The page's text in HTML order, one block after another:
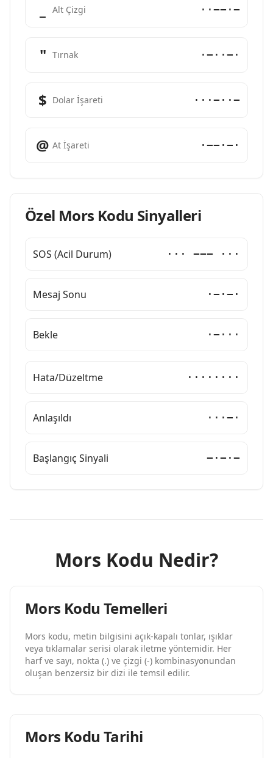
Alt Çizgi ··−−·−
" Tırnak ·−··−·
$ Dolar İşareti ···−··−
@ At İşareti ·−−·−·
Özel Mors Kodu Sinyalleri
SOS (Acil Durum) ··· −−− ···
Mesaj Sonu ·−·−·
Bekle ·−···
Hata/Düzeltme ········
Anlaşıldı ···−·
Başlangıç Sinyali −·−·−
Mors Kodu Nedir?
Mors Kodu Temelleri
Mors kodu, metin bilgisini açık-kapalı tonlar, ışıklar
veya tıklamalar serisi olarak iletme yöntemidir. Her
harf ve sayı, nokta (.) ve çizgi (-) kombinasyonundan
oluşan benzersiz bir dizi ile temsil edilir.
Mors Kodu Tarihi